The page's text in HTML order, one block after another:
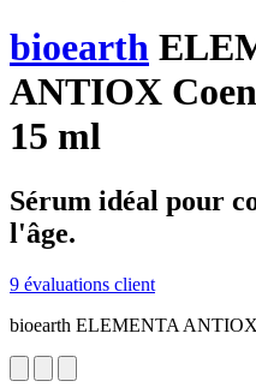
bioearth
ANTIOX
15 ml
Sérum idéal pour
l'âge.
9 évaluations client
bioearth ELEMENTA